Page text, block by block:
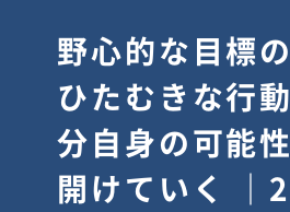
逆境では自分
スを変え“予
り、期待を超え
輔塾・前編】